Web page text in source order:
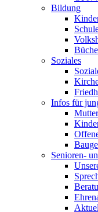
Bildung
Soziales
Infos für
Senioren-